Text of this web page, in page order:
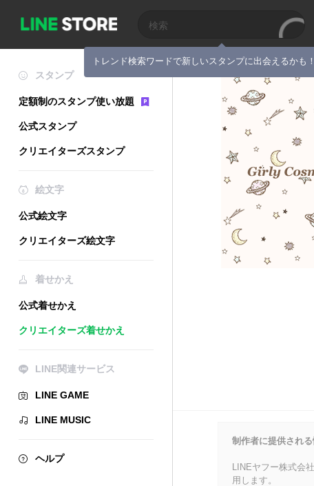
トレンド検索ワードで新しいスタンプに出会えるかも！
スタンプ
定額制のスタンプ使い放題
公式スタンプ
クリエイターズスタンプ
絵文字
公式絵文字
クリエイターズ絵文字
着せかえ
公式着せかえ
クリエイターズ着せかえ
LINE関連サービス
LINE GAME
LINE MUSIC
ヘルプ
制作者に提供され
LINEヤフー株式会
用します。